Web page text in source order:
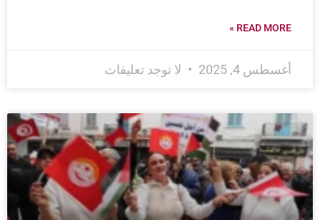
READ MORE »
أغسطس 4, 2025 لا توجد تعليقات